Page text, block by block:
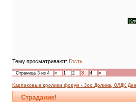
Тему просматривают: Гость
Страница 3 из 4 « 1 2 3 4 »
Карликовые кролики форум - Зоо Долина, ОЛДК
Страдание!